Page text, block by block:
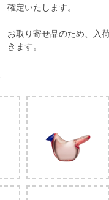
確定いたします。
お取り寄せ品のため、入
きます。